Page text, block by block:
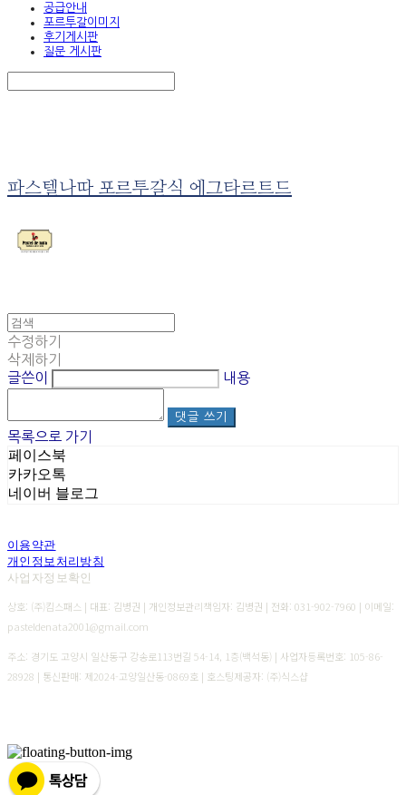
공급안내
포르투갈이미지
후기게시판
질문 게시판
파스텔나따 포르투갈식 에그타르트드
수정하기
삭제하기
글쓴이
내용
댓글 쓰기
목록으로 가기
페이스북
카카오톡
네이버 블로그
이용약관
개인정보처리방침
사업자정보확인
상호: (주)킴스패스 | 대표: 김병권 | 개인정보관리책임자: 김병권 | 전화: 031-902-7960 | 이메일:
pasteldenata2001@gmail.com
주소: 경기도 고양시 일산동구 강송로113번길 54-14, 1층(백석동) | 사업자등록번호: 105-86-
28928 | 통신판매: 제2024-고양일산동-0869호 | 호스팅제공자: (주)식스샵